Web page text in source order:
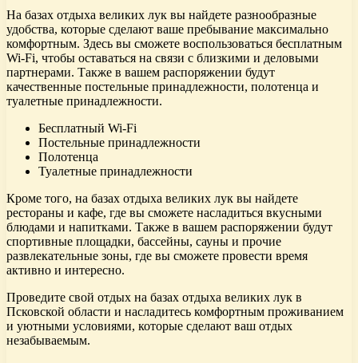
На базах отдыха великих лук вы найдете разнообразные
удобства, которые сделают ваше пребывание максимально
комфортным. Здесь вы сможете воспользоваться бесплатным
Wi-Fi, чтобы оставаться на связи с близкими и деловыми
партнерами. Также в вашем распоряжении будут
качественные постельные принадлежности, полотенца и
туалетные принадлежности.
Бесплатный Wi-Fi
Постельные принадлежности
Полотенца
Туалетные принадлежности
Кроме того, на базах отдыха великих лук вы найдете
рестораны и кафе, где вы сможете насладиться вкусными
блюдами и напитками. Также в вашем распоряжении будут
спортивные площадки, бассейны, сауны и прочие
развлекательные зоны, где вы сможете провести время
активно и интересно.
Проведите свой отдых на базах отдыха великих лук в
Псковской области и насладитесь комфортным проживанием
и уютными условиями, которые сделают ваш отдых
незабываемым.